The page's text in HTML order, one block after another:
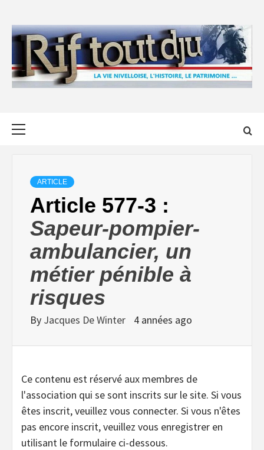
content
ARTICLE
Article 577-3 :
Sapeur-pompier-
ambulancier, un
métier pénible à
risques
By Jacques De Winter 4 années ago
Ce contenu est réservé aux membres de
l'association qui se sont inscrits sur le site. Si vous
êtes inscrit, veuillez vous connecter. Si vous n'êtes
pas encore inscrit, veuillez vous enregistrer en
utilisant le formulaire ci-dessous.